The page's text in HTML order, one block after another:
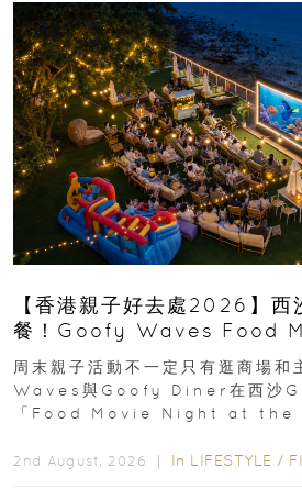
【香港親子好去處2026】西
餐！Goofy Waves Food
外影院逢週末登場
周末親子活動不一定只有逛商場
Waves與Goofy Diner在西沙
「Food Movie Night at the
2nd August, 2026 ｜ In LIFESTYLE /